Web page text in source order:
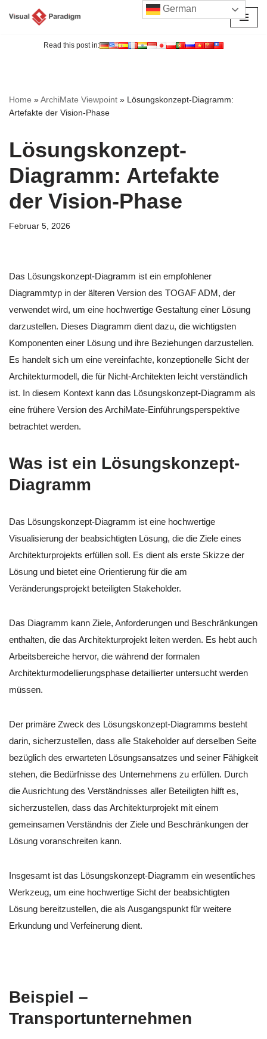
Read this post in:
Home »ArchiMate Viewpoint » Lösungskonzept-Diagramm:
Artefakte der Vision-Phase
Lösungskonzept-
Diagramm: Artefakte
der Vision-Phase
Februar 5, 2026
Das Lösungskonzept-Diagramm ist ein empfohlener
Diagrammtyp in der älteren Version des TOGAF ADM, der
verwendet wird, um eine hochwertige Gestaltung einer Lösung
darzustellen. Dieses Diagramm dient dazu, die wichtigsten
Komponenten einer Lösung und ihre Beziehungen darzustellen.
Es handelt sich um eine vereinfachte, konzeptionelle Sicht der
Architekturmodell, die für Nicht-Architekten leicht verständlich
ist. In diesem Kontext kann das Lösungskonzept-Diagramm als
eine frühere Version des ArchiMate-Einführungsperspektive
betrachtet werden.
Was ist ein Lösungskonzept-
Diagramm
Das Lösungskonzept-Diagramm ist eine hochwertige
Visualisierung der beabsichtigten Lösung, die die Ziele eines
Architekturprojekts erfüllen soll. Es dient als erste Skizze der
Lösung und bietet eine Orientierung für die am
Veränderungsprojekt beteiligten Stakeholder.
Das Diagramm kann Ziele, Anforderungen und Beschränkungen
enthalten, die das Architekturprojekt leiten werden. Es hebt auch
Arbeitsbereiche hervor, die während der formalen
Architekturmodellierungsphase detaillierter untersucht werden
müssen.
Der primäre Zweck des Lösungskonzept-Diagramms besteht
darin, sicherzustellen, dass alle Stakeholder auf derselben Seite
bezüglich des erwarteten Lösungsansatzes und seiner Fähigkeit
stehen, die Bedürfnisse des Unternehmens zu erfüllen. Durch
die Ausrichtung des Verständnisses aller Beteiligten hilft es,
sicherzustellen, dass das Architekturprojekt mit einem
gemeinsamen Verständnis der Ziele und Beschränkungen der
Lösung voranschreiten kann.
Insgesamt ist das Lösungskonzept-Diagramm ein wesentliches
Werkzeug, um eine hochwertige Sicht der beabsichtigten
Lösung bereitzustellen, die als Ausgangspunkt für weitere
Erkundung und Verfeinerung dient.
Beispiel –
Transportunternehmen
German